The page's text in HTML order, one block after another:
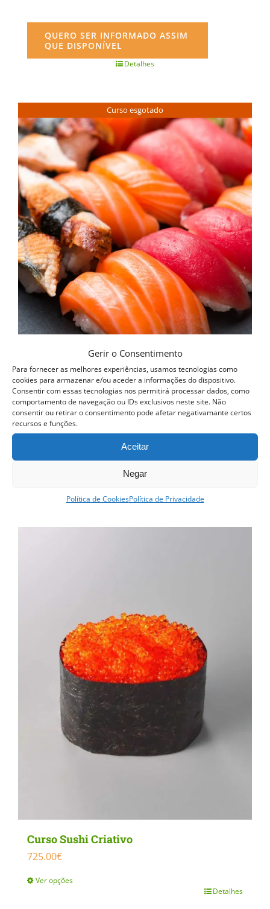
Gerir o Consentimento
Para fornecer as melhores experiências, usamos tecnologias como
cookies para armazenar e/ou aceder a informações do dispositivo.
Consentir com essas tecnologias nos permitirá processar dados, como
comportamento de navegação ou IDs exclusivos neste site. Não
consentir ou retirar o consentimento pode afetar negativamante certos
recursos e funções.
Aceitar
Negar
Política de CookiesPolítica de Privacidade
QUERO SER INFORMADO ASSIM
QUE DISPONÍVEL
Detalhes
Curso esgotado
Curso Prático de Sushi
QUERO SER INFORMADO ASSIM
Curso Sushi Criativo
725.00€
Ver opções
Detalhes